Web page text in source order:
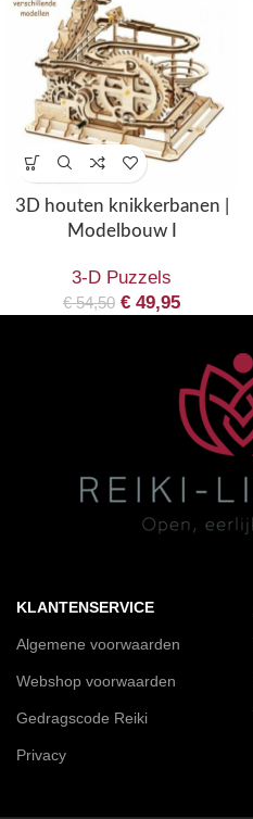
3D houten knikkerbanen |
Modelbouw I
3-D Puzzels
€54,50 € 49,95
KLANTENSERVICE
Algemene voorwaarden
Webshop voorwaarden
Gedragscode Reiki
Privacy